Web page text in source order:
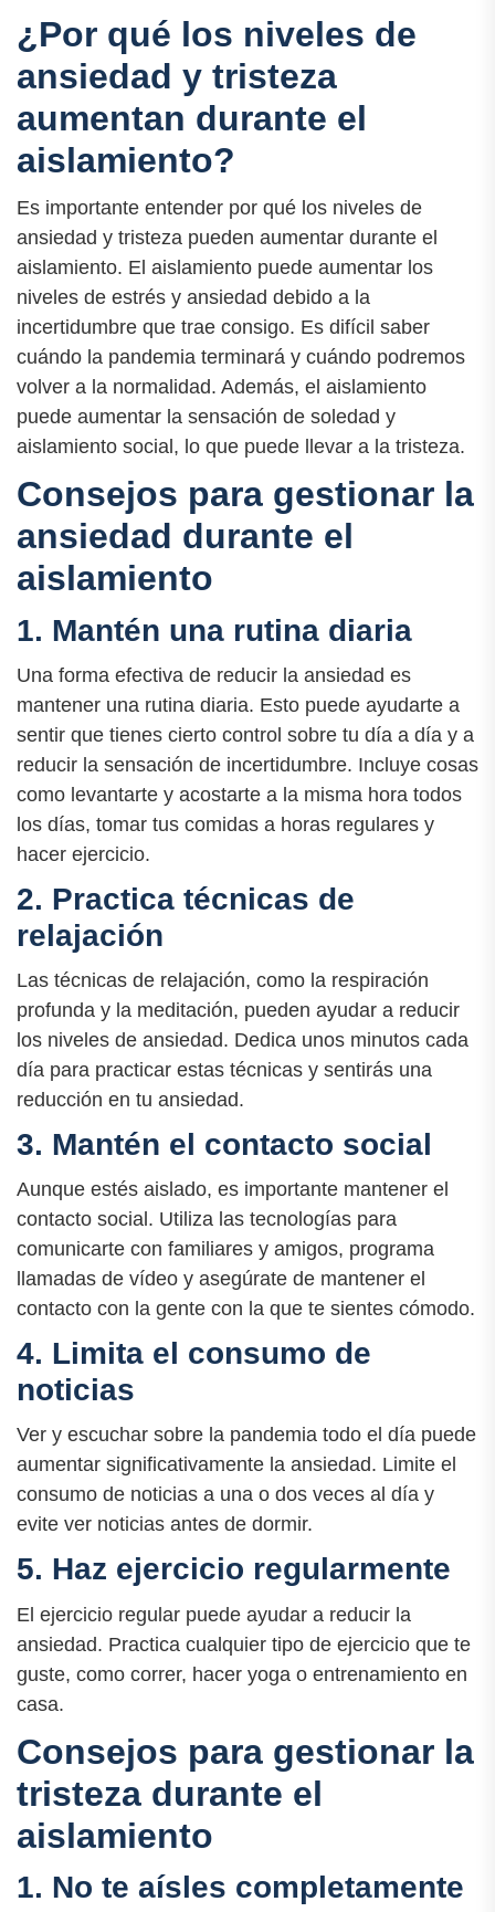
¿Por qué los niveles de
ansiedad y tristeza
aumentan durante el
aislamiento?
Es importante entender por qué los niveles de
ansiedad y tristeza pueden aumentar durante el
aislamiento. El aislamiento puede aumentar los
niveles de estrés y ansiedad debido a la
incertidumbre que trae consigo. Es difícil saber
cuándo la pandemia terminará y cuándo podremos
volver a la normalidad. Además, el aislamiento
puede aumentar la sensación de soledad y
aislamiento social, lo que puede llevar a la tristeza.
Consejos para gestionar la
ansiedad durante el
aislamiento
1. Mantén una rutina diaria
Una forma efectiva de reducir la ansiedad es
mantener una rutina diaria. Esto puede ayudarte a
sentir que tienes cierto control sobre tu día a día y a
reducir la sensación de incertidumbre. Incluye cosas
como levantarte y acostarte a la misma hora todos
los días, tomar tus comidas a horas regulares y
hacer ejercicio.
2. Practica técnicas de
relajación
Las técnicas de relajación, como la respiración
profunda y la meditación, pueden ayudar a reducir
los niveles de ansiedad. Dedica unos minutos cada
día para practicar estas técnicas y sentirás una
reducción en tu ansiedad.
3. Mantén el contacto social
Aunque estés aislado, es importante mantener el
contacto social. Utiliza las tecnologías para
comunicarte con familiares y amigos, programa
llamadas de vídeo y asegúrate de mantener el
contacto con la gente con la que te sientes cómodo.
4. Limita el consumo de
noticias
Ver y escuchar sobre la pandemia todo el día puede
aumentar significativamente la ansiedad. Limite el
consumo de noticias a una o dos veces al día y
evite ver noticias antes de dormir.
5. Haz ejercicio regularmente
El ejercicio regular puede ayudar a reducir la
ansiedad. Practica cualquier tipo de ejercicio que te
guste, como correr, hacer yoga o entrenamiento en
casa.
Consejos para gestionar la
tristeza durante el
aislamiento
1. No te aísles completamente